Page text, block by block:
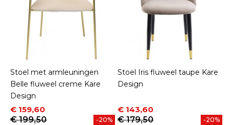
Stoel met armleuningen
Belle fluweel creme Kare
Design
Prijs
€ 159,60
Normale prijs
€ 199,50
-20%
Stoel Iris fluweel taupe Kare
Design
Prijs
€ 143,60
Normale prijs
€ 179,50
-20%